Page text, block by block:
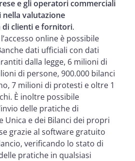
e gli operatori commerciali
valutazione
di clienti e fornitori.
online è possibile
dati ufficiali con dati
dalla legge, 6 milioni di
di persone, 900.000 bilanci
7 milioni di protesti e oltre 1
È inoltre possibile
delle pratiche di
Unica e dei Bilanci dei propri
grazie al software gratuito
verificando lo stato di
pratiche in qualsiasi